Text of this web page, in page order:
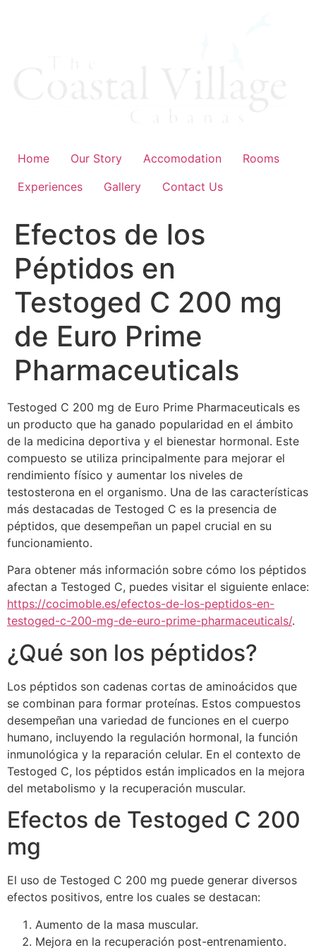
Home Our Story Accomodation
Rooms
Experiences
Gallery Contact Us
Efectos de los
Péptidos en
Testoged C 200 mg
de Euro Prime
Pharmaceuticals
Testoged C 200 mg de Euro Prime Pharmaceuticals es
un producto que ha ganado popularidad en el ámbito
de la medicina deportiva y el bienestar hormonal. Este
compuesto se utiliza principalmente para mejorar el
rendimiento físico y aumentar los niveles de
testosterona en el organismo. Una de las características
más destacadas de Testoged C es la presencia de
péptidos, que desempeñan un papel crucial en su
funcionamiento.
Para obtener más información sobre cómo los péptidos
afectan a Testoged C, puedes visitar el siguiente enlace:
https://cocimoble.es/efectos-de-los-peptidos-en-
testoged-c-200-mg-de-euro-prime-pharmaceuticals/.
¿Qué son los péptidos?
Los péptidos son cadenas cortas de aminoácidos que
se combinan para formar proteínas. Estos compuestos
desempeñan una variedad de funciones en el cuerpo
humano, incluyendo la regulación hormonal, la función
inmunológica y la reparación celular. En el contexto de
Testoged C, los péptidos están implicados en la mejora
del metabolismo y la recuperación muscular.
Efectos de Testoged C 200
mg
El uso de Testoged C 200 mg puede generar diversos
efectos positivos, entre los cuales se destacan:
Aumento de la masa muscular.
Mejora en la recuperación post-entrenamiento.